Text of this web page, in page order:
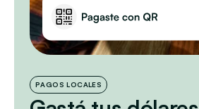
PAGOS LOCALES